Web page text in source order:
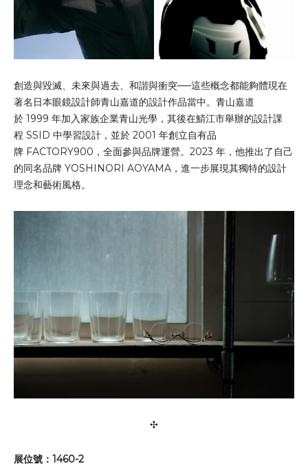
創造與毀滅、未來與過去、和諧與衝突──這些概念都能夠體現在
著名日本眼鏡設計師青山嘉道的設計作品當中。青山嘉道
於 1999 年加入家族企業青山光學，其後在鯖江市舉辦的設計課
程 SSID 中學習設計，並於 2001 年創立自有品
牌 FACTORY900，全面參與品牌運營。2023 年，他推出了自己
的同名品牌 YOSHINORI AOYAMA，進一步展現其獨特的設計
理念和藝術風格。
✣
展位號：1460-2